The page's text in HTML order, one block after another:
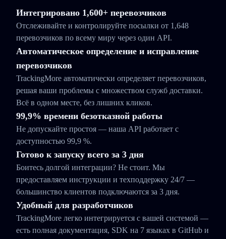
Интегрировано 1,600+ перевозчиков
Отслеживайте и контролируйте посылки от 1,648
перевозчиков по всему миру через один API.
Автоматическое определение и исправление
перевозчиков
TrackingMore автоматически определяет перевозчиков,
решая ваши проблемы с множеством служб доставки.
Всё в одном месте, без лишних кликов.
99,9% времени безотказной работы
Не допускайте простоя — наша API работает с
доступностью 99,9 %.
Готово к запуску всего за 3 дня
Боитесь долгой интеграции? Не стоит. Мы
предоставляем инструкции и техподдержку 24/7 —
большинство клиентов подключаются за 3 дня.
Удобный для разработчиков
TrackingMore легко интегрируется с вашей системой —
есть полная документация, SDK на 7 языках в GitHub и